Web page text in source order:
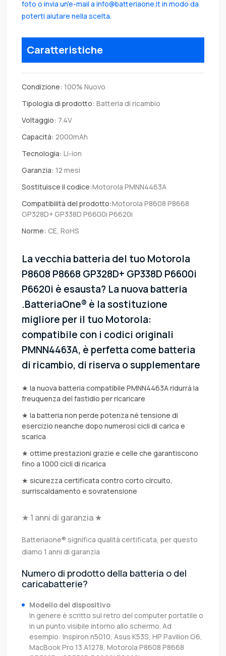
foto o invia un'e-mail a info@batteriaone.it in modo da
poterti aiutare nella scelta.
Caratteristiche
Condizione: 100% Nuovo
Tipologia di prodotto: Batteria di ricambio
Voltaggio: 7.4V
Capacità: 2000mAh
Tecnologia: Li-ion
Garanzia: 12 mesi
Sostituisce il codice:Motorola PMNN4463A
Compatibilità del prodotto:Motorola P8608 P8668
GP328D+ GP338D P6600i P6620i
Norme: CE, RoHS
La vecchia batteria del tuo Motorola
P8608 P8668 GP328D+ GP338D P6600i
P6620i è esausta? La nuova batteria
.BatteriaOne® è la sostituzione
migliore per il tuo Motorola:
compatibile con i codici originali
PMNN4463A, è perfetta come batteria
di ricambio, di riserva o supplementare
★ la nuova batteria compatibile PMNN4463A ridurrà la
freuquenza del fastidio per ricaricare
★ la batteria non perde potenza né tensione di
esercizio neanche dopo numerosi cicli di carica e
scarica
★ ottime prestazioni grazie e celle che garantiscono
fino a 1000 cicli di ricarica
★ sicurezza certificata contro corto circuito,
surriscaldamento e sovratensione
★ 1 anni di garanzia ★
Batteriaone® significa qualità certificata, per questo
diamo 1 anni di garanzia
Numero di prodotto della batteria o del
caricabatterie?
Modello del dispositivo
In genere è scritto sul retro del computer portatile o
in un punto visibile intorno allo schermo. Ad
esempio: Inspiron n5010, Asus K53S, HP Pavilion G6,
MacBook Pro 13 A1278, Motorola P8608 P8668